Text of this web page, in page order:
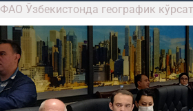
ФАО Ўзбекистонда географик